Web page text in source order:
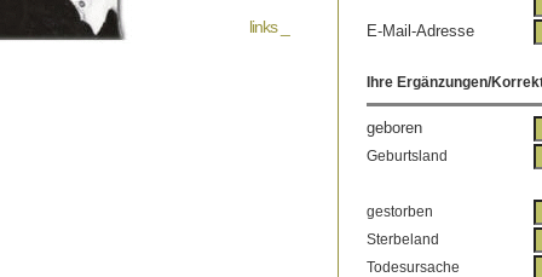
links _ E-Mail-Adresse
Ihre Ergänzungen/
geboren
Geburtsland
gestorben
Sterbeland
Todesursache